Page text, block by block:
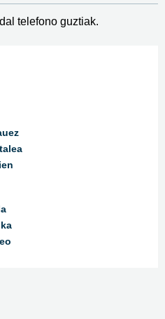
telefono guztiak.